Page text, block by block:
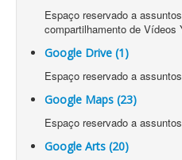
Espaço reservado a
compartilhamento de Vídeos
Google Drive (1)
Espaço reservado a
Google Maps (23)
Espaço reservado a
Google Arts (20)